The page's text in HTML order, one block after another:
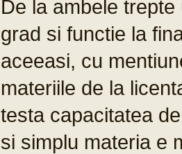
De la ambele
grad si functie la
aceeasi, cu
materiile de la
testa capacitatea
si simplu materia e